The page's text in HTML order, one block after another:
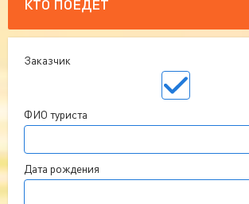
КТО ПОЕДЕТ
Заказчик
ФИО туриста
Дата рождения